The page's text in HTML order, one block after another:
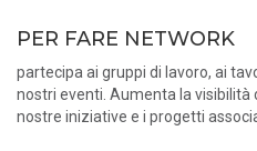
PER FARE NETWORK
partecipa ai gruppi di lavoro, ai
nostri eventi. Aumenta la
nostre iniziative e i progetti